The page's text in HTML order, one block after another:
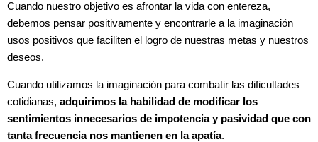
Cuando nuestro objetivo es afrontar la vida con entereza,
debemos pensar positivamente y encontrarle a la imaginación
usos positivos que faciliten el logro de nuestras metas y nuestros
deseos.
Cuando utilizamos la imaginación para combatir las dificultades
cotidianas, adquirimos la habilidad de modificar los
sentimientos innecesarios de impotencia y pasividad que con
tanta frecuencia nos mantienen en la apatía.